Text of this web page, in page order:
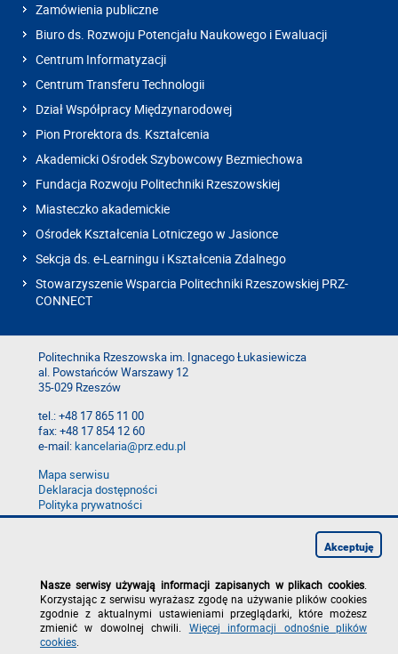
Zamówienia publiczne
Biuro ds. Rozwoju Potencjału Naukowego i Ewaluacji
Centrum Informatyzacji
Centrum Transferu Technologii
Dział Współpracy Międzynarodowej
Pion Prorektora ds. Kształcenia
Akademicki Ośrodek Szybowcowy Bezmiechowa
Fundacja Rozwoju Politechniki Rzeszowskiej
Miasteczko akademickie
Ośrodek Kształcenia Lotniczego w Jasionce
Sekcja ds. e-Learningu i Kształcenia Zdalnego
Stowarzyszenie Wsparcia Politechniki Rzeszowskiej PRZ-
CONNECT
Politechnika Rzeszowska im. Ignacego Łukasiewicza
al. Powstańców Warszawy 12
35-029 Rzeszów
tel.: +48 17 865 11 00
fax: +48 17 854 12 60
e-mail:kancelaria@prz.edu.pl
Mapa serwisu
Deklaracja dostępności
Polityka prywatności
Zgłoś błąd na stronie
Nasze serwisy używają informacji zapisanych w plikach cookies
Korzystając z serwisu wyrażasz zgodę na używanie plików cookies
zgodnie z aktualnymi ustawieniami przeglądarki, które możesz
zmienić w dowolnej chwili. Więcej informacji odnośnie plików
cookies
Akceptuję